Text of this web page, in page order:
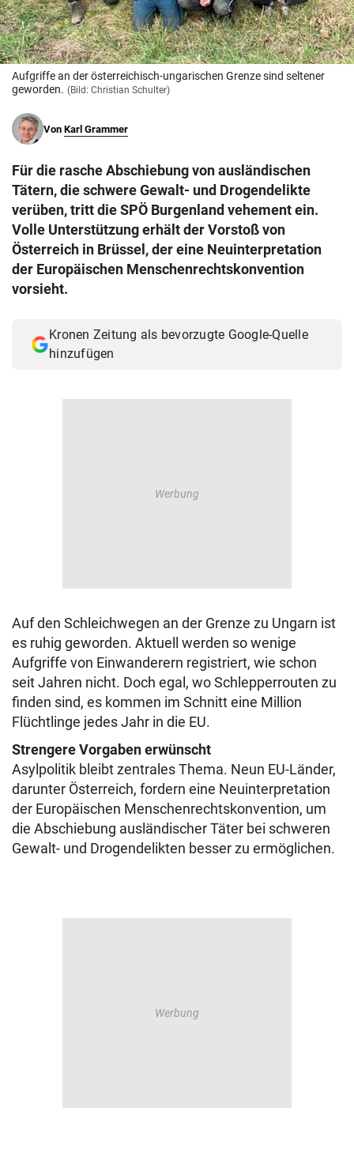
© Krone Multimedia GmbH & Co KG 2026
Muthgasse 2, 1190 Wien
Aufgriffe an der österreichisch-ungarischen Grenze sind seltener
geworden. (Bild: Christian Schulter)
Von Karl Grammer
Für die rasche Abschiebung von ausländischen
Tätern, die schwere Gewalt- und Drogendelikte
verüben, tritt die SPÖ Burgenland vehement ein.
Volle Unterstützung erhält der Vorstoß von
Österreich in Brüssel, der eine Neuinterpretation
der Europäischen Menschenrechtskonvention
vorsieht.
Kronen Zeitung als bevorzugte Google-Quelle
hinzufügen
Auf den Schleichwegen an der Grenze zu Ungarn ist
es ruhig geworden. Aktuell werden so wenige
Aufgriffe von Einwanderern registriert, wie schon
seit Jahren nicht. Doch egal, wo Schlepperrouten zu
finden sind, es kommen im Schnitt eine Million
Flüchtlinge jedes Jahr in die EU.
Strengere Vorgaben erwünscht
Asylpolitik bleibt zentrales Thema. Neun EU-Länder,
darunter Österreich, fordern eine Neuinterpretation
der Europäischen Menschenrechtskonvention, um
die Abschiebung ausländischer Täter bei schweren
Gewalt- und Drogendelikten besser zu ermöglichen.